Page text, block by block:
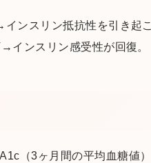
ンスリン抵抗性を引き起こ
ンスリン感受性が回復。
（3ヶ月間の平均血糖値）